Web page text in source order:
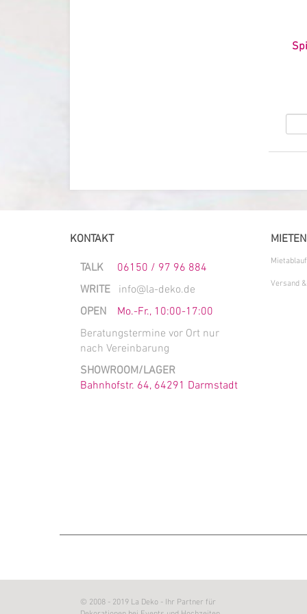
KONTAKT
TALK 06150 / 97 96 884
WRITE info@la-deko.de
OPEN Mo.-Fr., 10:00-17:00
Beratungstermine vor Ort nur
nach Vereinbarung
SHOWROOM/LAGER
Bahnhofstr. 64, 64291 Darmstadt
MIETEN
Mietablauf
Versand
© 2008 - 2019 La Deko - Ihr Partner für